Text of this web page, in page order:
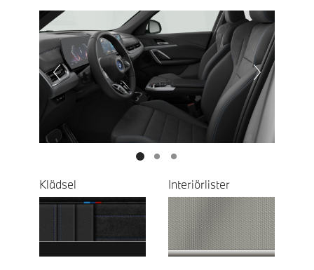
Prevoius
Next
Klädsel Interiörlister